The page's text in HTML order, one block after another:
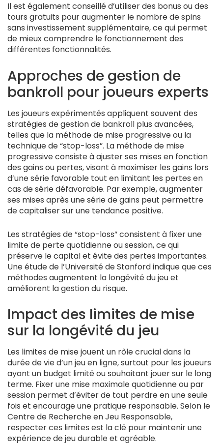
Il est également conseillé d’utiliser des bonus ou des
tours gratuits pour augmenter le nombre de spins
sans investissement supplémentaire, ce qui permet
de mieux comprendre le fonctionnement des
différentes fonctionnalités.
Approches de gestion de
bankroll pour joueurs experts
Les joueurs expérimentés appliquent souvent des
stratégies de gestion de bankroll plus avancées,
telles que la méthode de mise progressive ou la
technique de “stop-loss”. La méthode de mise
progressive consiste à ajuster ses mises en fonction
des gains ou pertes, visant à maximiser les gains lors
d’une série favorable tout en limitant les pertes en
cas de série défavorable. Par exemple, augmenter
ses mises après une série de gains peut permettre
de capitaliser sur une tendance positive.
Les stratégies de “stop-loss” consistent à fixer une
limite de perte quotidienne ou session, ce qui
préserve le capital et évite des pertes importantes.
Une étude de l’Université de Stanford indique que ces
méthodes augmentent la longévité du jeu et
améliorent la gestion du risque.
Impact des limites de mise
sur la longévité du jeu
Les limites de mise jouent un rôle crucial dans la
durée de vie d’un jeu en ligne, surtout pour les joueurs
ayant un budget limité ou souhaitant jouer sur le long
terme. Fixer une mise maximale quotidienne ou par
session permet d’éviter de tout perdre en une seule
fois et encourage une pratique responsable. Selon le
Centre de Recherche en Jeu Responsable,
respecter ces limites est la clé pour maintenir une
expérience de jeu durable et agréable.